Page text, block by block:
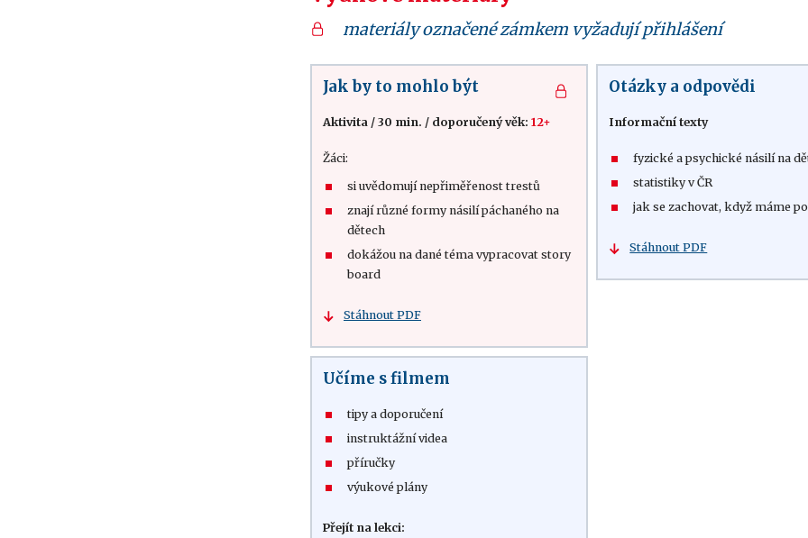
materiály označené zámkem vyžadují přihlášení
Jak by to mohlo být
Aktivita / 30 min. / doporučený věk: 12+
Žáci:
si uvědomují nepřiměřenost trestů
znají různé formy násilí páchaného na
dětech
dokážou na dané téma vypracovat story
board
Stáhnout PDF
Otázky a odpovědi
Informační texty
fyzické a psychické násilí na
statistiky v ČR
jak se zachovat, když máme
Stáhnout PDF
Učíme s filmem
tipy a doporučení
instruktážní videa
příručky
výukové plány
Přejít na lekci: